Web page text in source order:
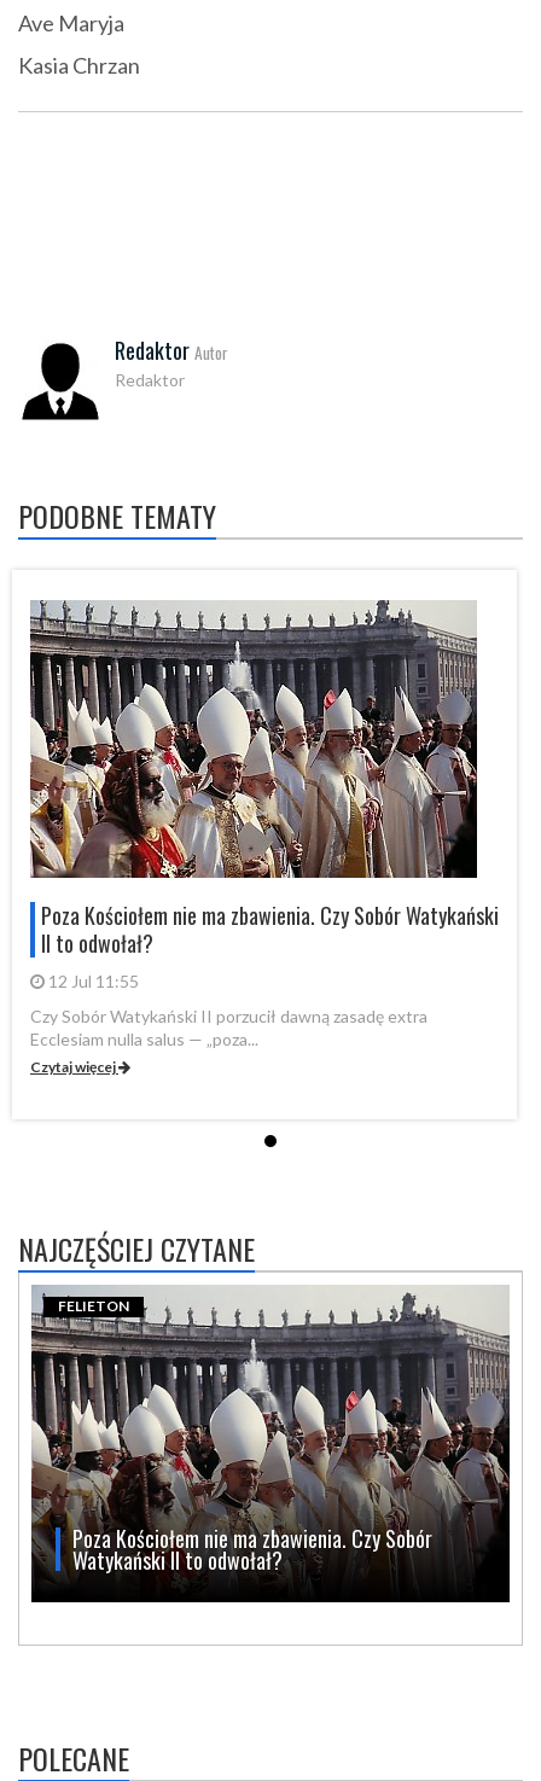
Ave Maryja
Kasia Chrzan
Redaktor Autor
Redaktor
PODOBNE TEMATY
Poza Kościołem nie ma zbawienia. Czy Sobór Watykański
II to odwołał?
12 Jul 11:55
Czy Sobór Watykański II porzucił dawną zasadę extra
Ecclesiam nulla salus — „poza...
Czytaj więcej
NAJCZĘŚCIEJ CZYTANE
Poza Kościołem nie ma zbawienia. Czy Sobór
Watykański II to odwołał?
FELIETON
POLECANE